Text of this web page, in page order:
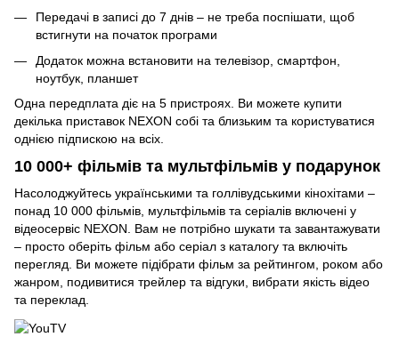
Передачі в записі до 7 днів – не треба поспішати, щоб
встигнути на початок програми
Додаток можна встановити на телевізор, смартфон,
ноутбук, планшет
Одна передплата діє на 5 пристроях. Ви можете купити
декілька приставок NEXON собі та близьким та користуватися
однією підпискою на всіх.
10 000+ фільмів та мультфільмів у подарунок
Насолоджуйтесь українськими та голлівудськими кінохітами –
понад 10 000 фільмів, мультфільмів та серіалів включені у
відеосервіс NEXON. Вам не потрібно шукати та завантажувати
– просто оберіть фільм або серіал з каталогу та включіть
перегляд. Ви можете підібрати фільм за рейтингом, роком або
жанром, подивитися трейлер та відгуки, вибрати якість відео
та переклад.